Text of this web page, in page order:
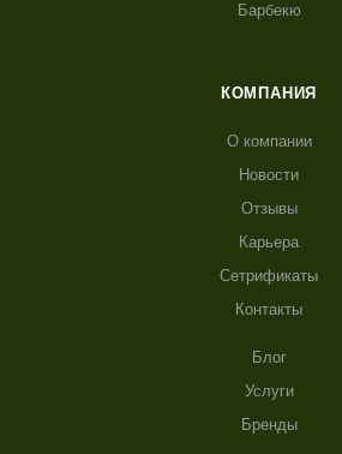
Барбекю
КОМПАНИЯ
О компании
Новости
Отзывы
Карьера
Сетрификаты
Контакты
Блог
Услуги
Бренды